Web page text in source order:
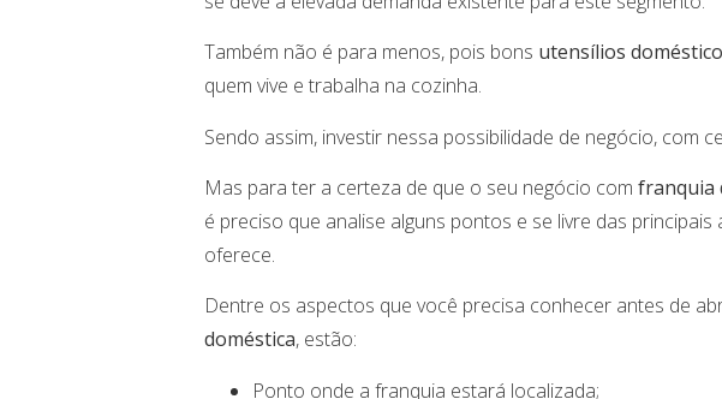
Também não é para menos, pois bons utensílios
quem vive e trabalha na cozinha.
Sendo assim, investir nessa possibilidade de negócio, com
Mas para ter a certeza de que o seu negócio com franquia
é preciso que analise alguns pontos e se livre das
oferece.
Dentre os aspectos que você precisa conhecer antes de
doméstica, estão:
Ponto onde a franquia estará localizada;